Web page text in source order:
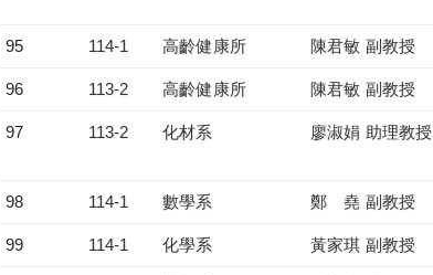
95 114-1 高齡健康所 陳君敏 副教授
96 113-2 高齡健康所 陳君敏 副教授
97 113-2 化材系 廖淑娟 助理教授
98 114-1 數學系 鄭 堯 副教授
99 114-1 化學系 黃家琪 副教授